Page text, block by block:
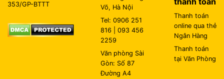
353/GP-BTTT
Võ, Hà Nội
Tel: 0906 251
816 | 093 456
2259
Văn phòng Sài
Gòn: Số 87
Đường A4
Thanh toán
online qua thẻ
Ngân Hàng
Thanh toán
tại Văn Phòng